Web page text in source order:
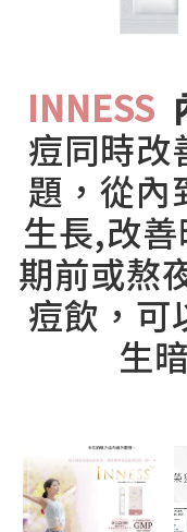
INNESS
痘同時改
題，從內
生長,改
期前或熬
痘飲，可
生